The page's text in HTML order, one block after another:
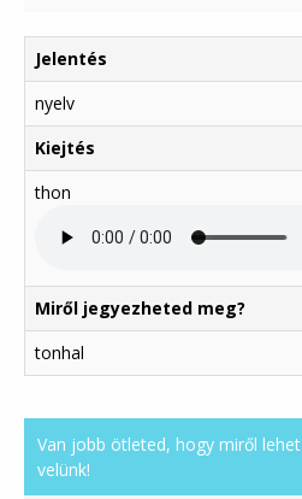
Jelentés
nyelv
Kiejtés
thon
Miről jegyezheted meg?
tonhal
Van jobb ötleted, hogy miről
velünk!